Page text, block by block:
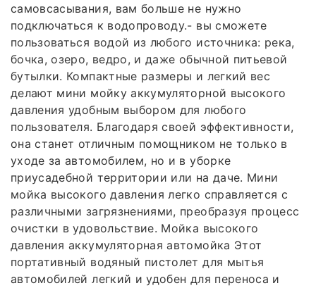
самовсасывания, вам больше не нужно
подключаться к водопроводу.- вы сможете
пользоваться водой из любого источника: река,
бочка, озеро, ведро, и даже обычной питьевой
бутылки. Компактные размеры и легкий вес
делают мини мойку аккумуляторной высокого
давления удобным выбором для любого
пользователя. Благодаря своей эффективности,
она станет отличным помощником не только в
уходе за автомобилем, но и в уборке
приусадебной территории или на даче. Мини
мойка высокого давления легко справляется с
различными загрязнениями, преобразуя процесс
очистки в удовольствие. Мойка высокого
давления аккумуляторная автомойка Этот
портативный водяный пистолет для мытья
автомобилей легкий и удобен для переноса и